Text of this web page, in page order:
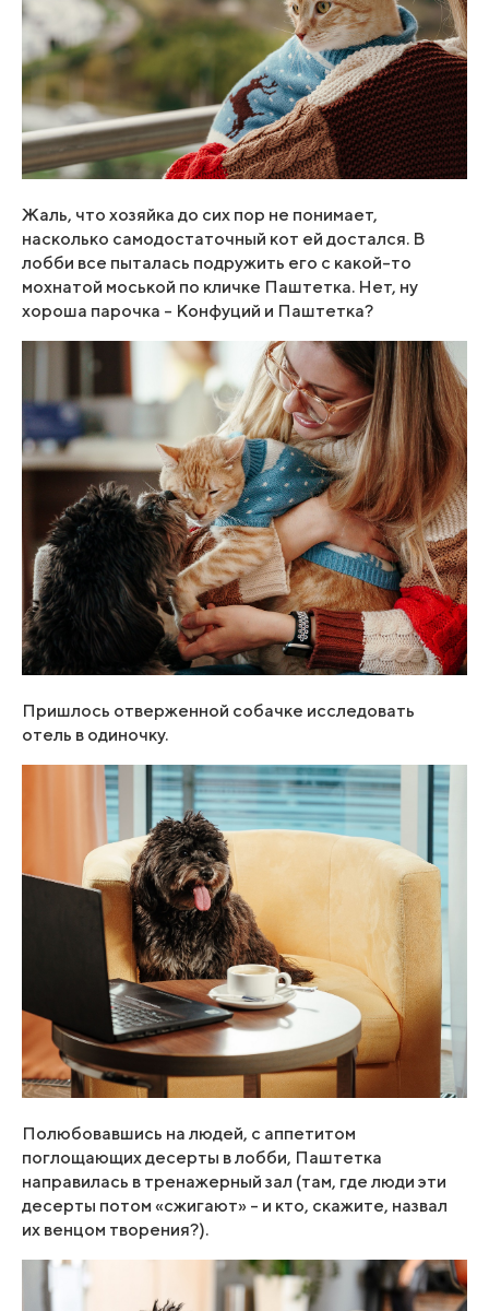
Жаль, что хозяйка до сих пор не понимает,
насколько самодостаточный кот ей достался. В
лобби все пыталась подружить его с какой-то
мохнатой моськой по кличке Паштетка. Нет, ну
хороша парочка – Конфуций и Паштетка?
Пришлось отверженной собачке исследовать
отель в одиночку.
Полюбовавшись на людей, с аппетитом
поглощающих десерты в лобби, Паштетка
направилась в тренажерный зал (там, где люди эти
десерты потом «сжигают» – и кто, скажите, назвал
их венцом творения?).